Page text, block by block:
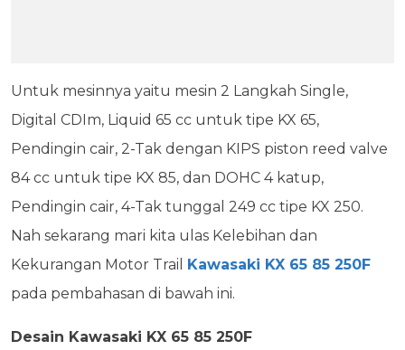
Untuk mesinnya yaitu mesin 2 Langkah Single,
Digital CDIm, Liquid 65 cc untuk tipe KX 65,
Pendingin cair, 2-Tak dengan KIPS piston reed valve
84 cc untuk tipe KX 85, dan DOHC 4 katup,
Pendingin cair, 4-Tak tunggal 249 cc tipe KX 250.
Nah sekarang mari kita ulas Kelebihan dan
Kekurangan Motor Trail Kawasaki KX 65 85 250F
pada pembahasan di bawah ini.
Desain Kawasaki KX 65 85 250F